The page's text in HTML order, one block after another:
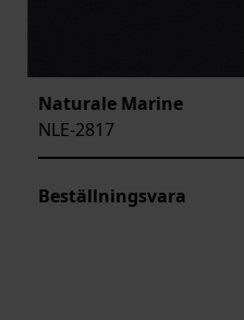
Naturale Marine
NLE-2817
Beställningsvara